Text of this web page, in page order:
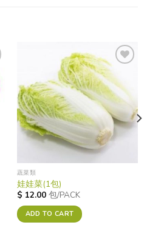
Add to
wishlist
蔬菜類
娃娃菜(1包)
$ 12.00 包/PACK
ADD TO CART